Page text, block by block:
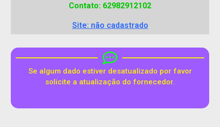
Contato: 62982912102
Site: não cadastrado
Se algum dado estiver desatualizado por favor
solicite a atualização do fornecedor.